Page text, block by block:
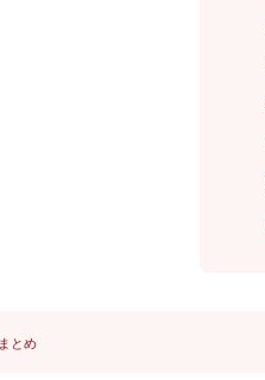
とめ